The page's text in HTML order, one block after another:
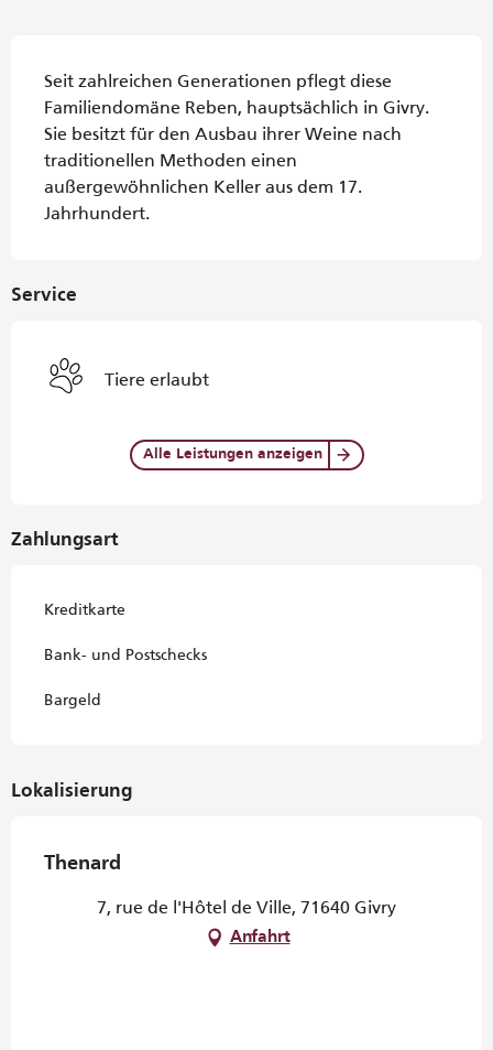
Seit zahlreichen Generationen pflegt diese
Familiendomäne Reben, hauptsächlich in Givry.
Sie besitzt für den Ausbau ihrer Weine nach
traditionellen Methoden einen
außergewöhnlichen Keller aus dem 17.
Jahrhundert.
Service
Tiere erlaubt
Alle Leistungen anzeigen
Zahlungsart
Kreditkarte
Bank- und Postschecks
Bargeld
Lokalisierung
Thenard
7, rue de l'Hôtel de Ville, 71640 Givry
Anfahrt